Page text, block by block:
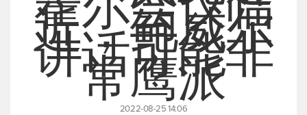
近，鲍威尔
讲话可能非
常鹰派
2022-08-25 14:06